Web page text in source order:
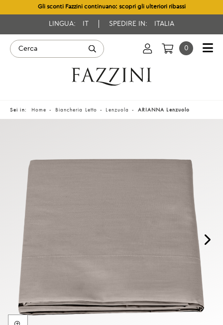
Gli sconti Fazzini continuano: scopri gli ulteriori ribassi
LINGUA: SPEDIRE IN: ITALIA
0
Sei in: Home Biancheria Letto Lenzuola ARIANNA Lenzuolo